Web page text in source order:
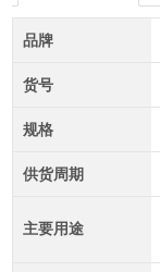
品牌
货号
规格
供货周期
主要用途